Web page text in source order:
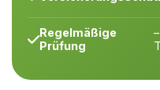
Regelmäßige
Prüfung